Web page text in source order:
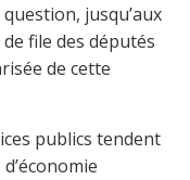
jusqu’aux
file des députés
de cette
publics tendent